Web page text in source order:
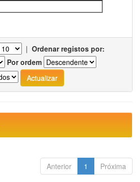
| Ordenar registos por:
Por ordem
Anterior 1 Próxima